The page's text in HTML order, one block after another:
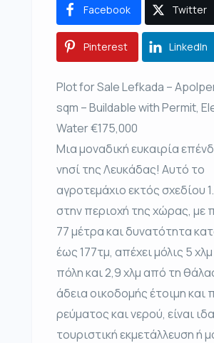
Facebook Twitter
Pinterest LinkedIn
Plot for Sale Lefkada –
sqm – Buildable with Permit,
Water €175,000
Μια μοναδική ευκαιρία
νησί της Λευκάδας! Αυτό το
αγροτεμάχιο εκτός σχεδίου
στην περιοχή της χώρας, με
77 μέτρα και δυνατότητα
έως 177τμ, απέχει μόλις 5
πόλη και 2,9 χλμ από τη
άδεια οικοδομής έτοιμη και
ρεύματος και νερού, είναι
τουριστική εκμετάλλευση ή